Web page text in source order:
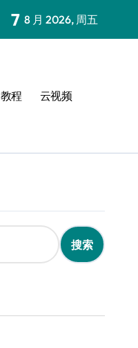
7 8 月 2026, 周五
教程 云视频